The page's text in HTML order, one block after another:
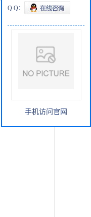
Q Q：
手机访问官网